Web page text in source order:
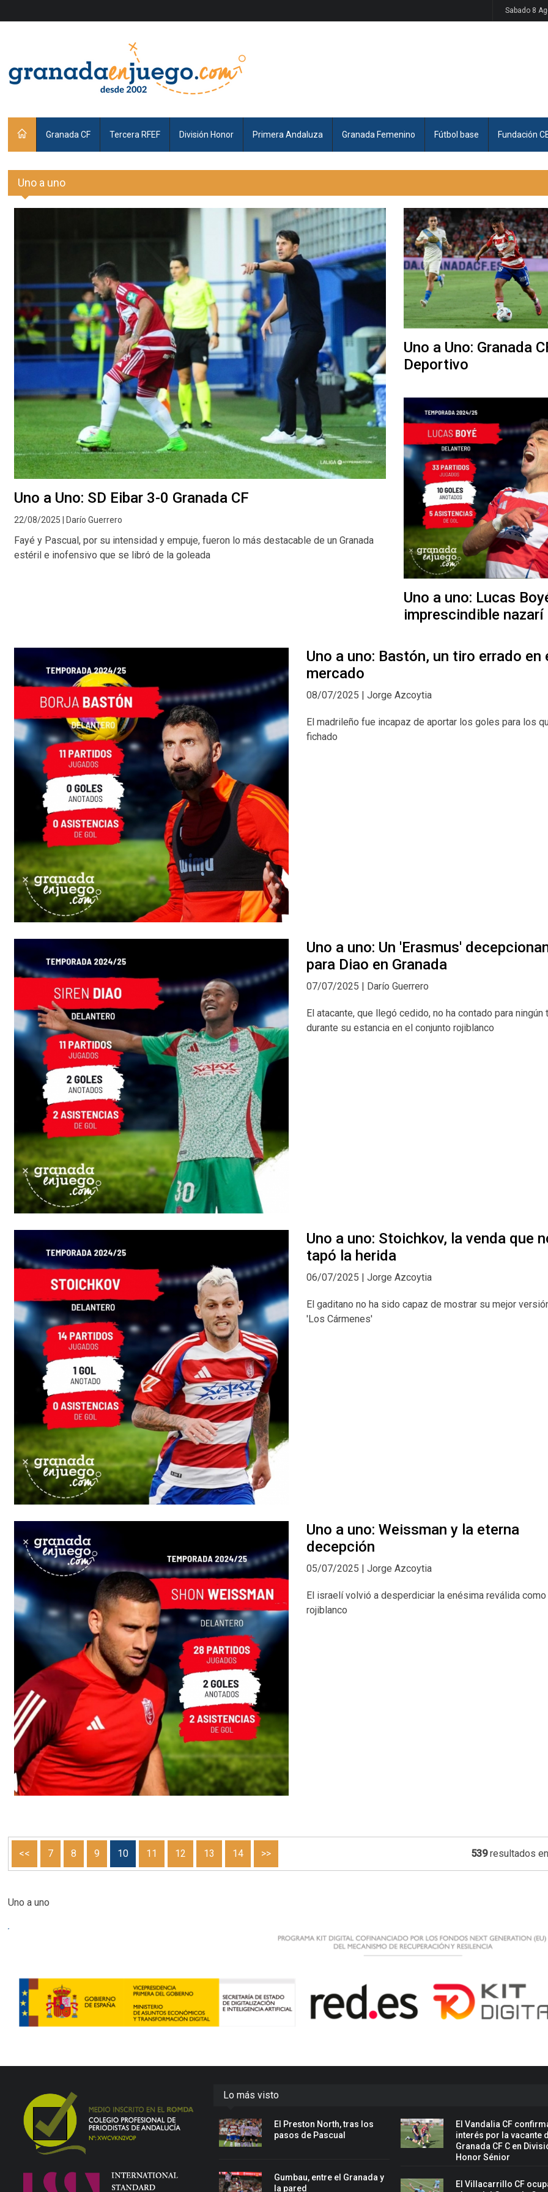
Sabado 8
Granada CF Tercera RFEF División Honor Primera Andaluza Granada Femenino Fútbol base Fundación
Uno a uno
Uno a Uno: SD Eibar 3-0 Granada CF
22/08/2025 | Darío Guerrero
Fayé y Pascual, por su intensidad y empuje, fueron lo más destacable de un Granada
estéril e inofensivo que se libró de la goleada
Uno a Uno: Granada
Deportivo
Uno a uno: Lucas
imprescindible nazarí
Uno a uno: Bastón, un tiro errado en
mercado
08/07/2025 | Jorge Azcoytia
El madrileño fue incapaz de aportar los goles para los
fichado
Uno a uno: Un 'Erasmus'
para Diao en Granada
07/07/2025 | Darío Guerrero
El atacante, que llegó cedido, no ha contado para ningún
durante su estancia en el conjunto rojiblanco
Uno a uno: Stoichkov, la venda que
tapó la herida
06/07/2025 | Jorge Azcoytia
El gaditano no ha sido capaz de mostrar su mejor
'Los Cármenes'
Uno a uno: Weissman y la eterna
decepción
05/07/2025 | Jorge Azcoytia
El israelí volvió a desperdiciar la enésima reválida como
rojiblanco
<< 7 8 9 10 11 12 13 14 >> 539resultados
Uno a uno
Lo más visto
El Preston North, tras los
pasos de Pascual
Gumbau, entre el Granada y
la pared
El Vandalia CF
interés por la vacante
Granada CF C en
Honor Sénior
El Villacarrillo CF